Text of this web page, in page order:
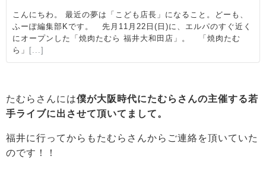
たむらさんには僕が大阪時代にたむらさんの主催する若
手ライブに出させて頂いてまして。
福井に行ってからもたむらさんからご連絡を頂いていた
のです！！